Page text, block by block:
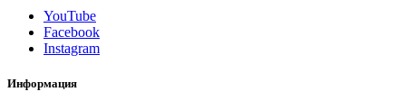
YouTube
Facebook
Instagram
Информация